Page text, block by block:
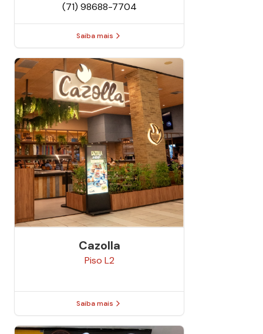
(71) 98688-7704
Saiba mais
Cazolla
Piso L2
Saiba mais